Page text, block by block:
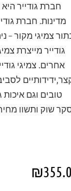
חברת גודייר
מדינות. חברת
צמיגי מקור –
גודייר מייצרת
אחרים. צמיגי
טובים וגם
שוק ותשוו
₪